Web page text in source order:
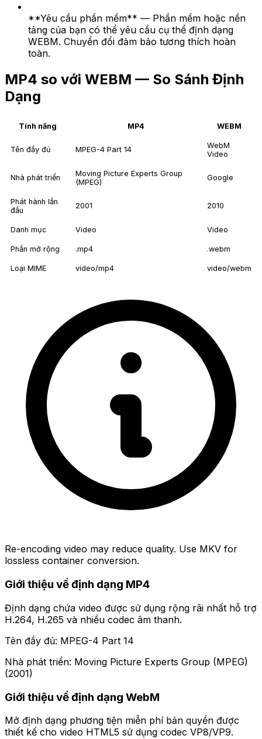
**Yêu cầu phần mềm** — Phần mềm hoặc nền
tảng của bạn có thể yêu cầu cụ thể định dạng
WEBM. Chuyển đổi đảm bảo tương thích hoàn
toàn.
MP4 so với WEBM — So Sánh Định
Dạng
Tính năng MP4 WEBM
Tên đầy đủ MPEG-4 Part 14
WebM
Video
Nhà phát triển
Moving Picture Experts Group
(MPEG)
Google
Phát hành lần
đầu
2001 2010
Danh mục Video Video
Phần mở rộng .mp4 .webm
Loại MIME video/mp4 video/webm
Re-encoding video may reduce quality. Use MKV for
lossless container conversion.
Giới thiệu về định dạng MP4
Định dạng chứa video được sử dụng rộng rãi nhất hỗ trợ
H.264, H.265 và nhiều codec âm thanh.
Tên đầy đủ: MPEG-4 Part 14
Nhà phát triển: Moving Picture Experts Group (MPEG)
(2001)
Giới thiệu về định dạng WebM
Mở định dạng phương tiện miễn phí bản quyền được
thiết kế cho video HTML5 sử dụng codec VP8/VP9.